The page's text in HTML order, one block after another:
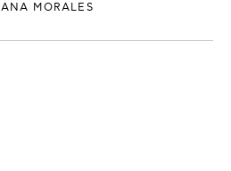
ANA MORALES